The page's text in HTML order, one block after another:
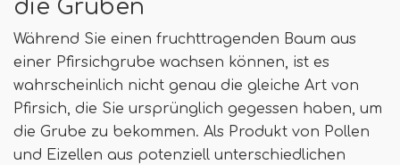
die Gruben
Während Sie einen fruchttragenden Baum aus
einer Pfirsichgrube wachsen können, ist es
wahrscheinlich nicht genau die gleiche Art von
Pfirsich, die Sie ursprünglich gegessen haben, um
die Grube zu bekommen. Als Produkt von Pollen
und Eizellen aus potenziell unterschiedlichen